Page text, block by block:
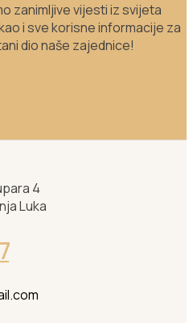
zanimljive vijesti iz svijeta
i sve korisne informacije za
dio naše zajednice!
4
Luka